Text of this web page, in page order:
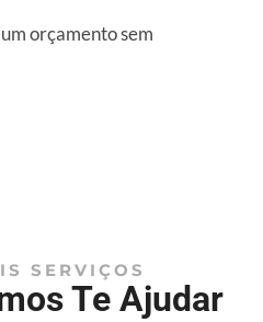
orçamento sem
SERVIÇOS
Te Ajudar